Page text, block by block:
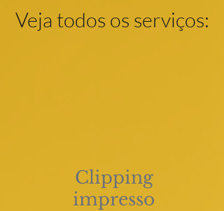
Veja todos os serviços:
Clipping
impresso